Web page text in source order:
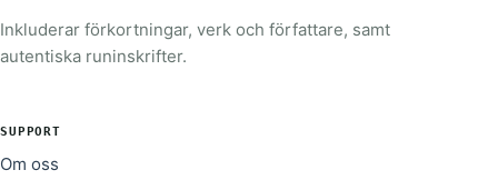
Inkluderar förkortningar, verk och författare, samt
autentiska runinskrifter.
SUPPORT
Om oss